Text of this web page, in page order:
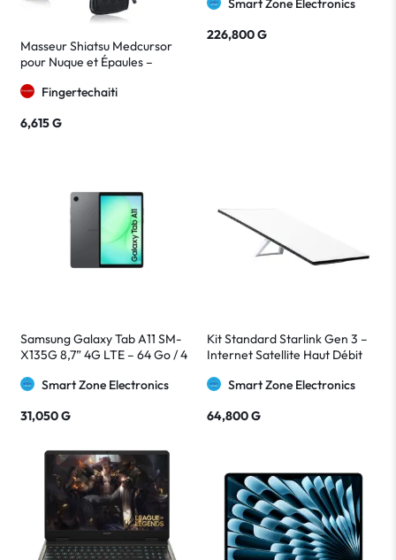
Masseur Shiatsu Medcursor
pour Nuque et Épaules –
PortableFingertechaiti
6,615G
Argent
226,800G
Samsung Galaxy Tab A11 SM-
X135G 8,7” 4G LTE – 64 Go / 4
Smart Zone Electronics
31,050G
Kit Standard Starlink Gen 3 –
Internet Satellite Haut Débit
Smart Zone Electronics
64,800G